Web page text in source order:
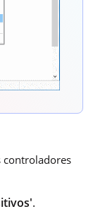
controladores
.